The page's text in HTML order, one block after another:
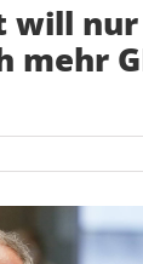
will
mehr